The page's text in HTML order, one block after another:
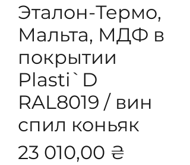
Эталон-Термо,
Мальта, МДФ в
покрытии
Plasti`D
RAL8019 / вин
спил коньяк
23 010,00 ₴